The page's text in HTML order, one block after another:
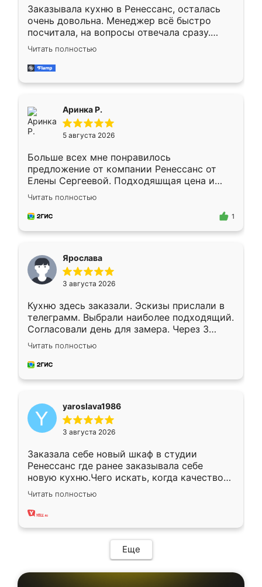
Заказывала кухню в Ренессанс, осталась
очень довольна. Менеджер всё быстро
посчитала, на вопросы отвечала сразу.
Замерщик приехал в субботу, подошёл к
делу со всей ответственностью. Собрали
за день, ребята работали аккуратно, даже
Читать полностью
Аринка Р.
5 августа 2026
Больше всех мне понравилось
предложение от компании Ренессанс от
Елены Сергеевой. Подходяшщая цена и
короткие сроки изготовления. Приехавший
для замера сотрудник Владислав
предложил по моему эскизу самый
Читать полностью
1
Ярослава
3 августа 2026
Кухню здесь заказали. Эскизы прислали в
телеграмм. Выбрали наиболее подходящий.
Согласовали день для замера. Через 3
недели кухня была уже готова. Остались
довольны работой. Спасибо Ренессанс
мебель за качественную работу!
Читать полностью
yaroslava1986
3 августа 2026
Заказала себе новый шкаф в студии
Ренессанс где ранее заказывала себе
новую кухню.Чего искать, когда качеством
вполне довольна. Служит кухня уже почти
два года, нареканий нет.
Читать полностью
Еще